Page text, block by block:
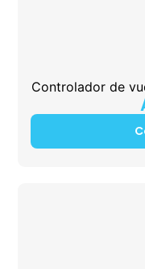
Controlador de